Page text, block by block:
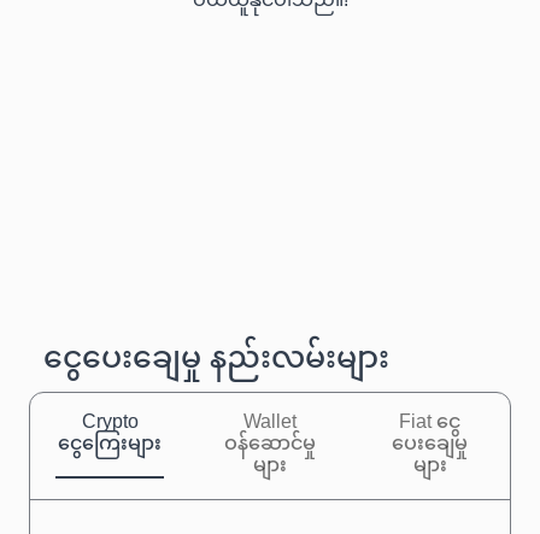
ငွေပေးချေမှု နည်းလမ်းများ
Crypto
ငွေကြေးများ
Wallet
ဝန်ဆောင်မှု
များ
Fiat ငွေ
ပေးချေမှု
များ